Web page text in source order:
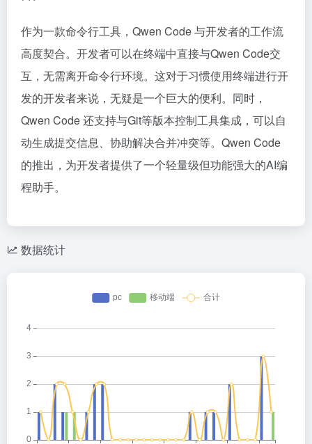
作为一款命令行工具，Qwen Code 与开发者的工作流
高度契合。开发者可以在终端中直接与Qwen Code交
互，无需离开命令行环境。这对于习惯使用终端进行开
发的开发者来说，无疑是一个巨大的便利。同时，
Qwen Code 还支持与Git等版本控制工具集成，可以自
动生成提交信息、协助解决合并冲突等。Qwen Code
的推出，为开发者提供了一个轻量级但功能强大的AI编
程助手。
数据统计